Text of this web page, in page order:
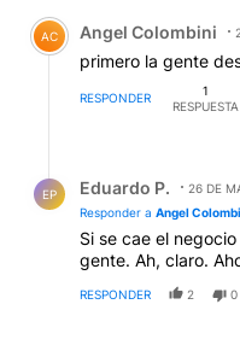
Comentario de Angel
AC Angel Colombini
primero la gente
RESPONDER
1
RESPUESTA
EP Eduardo P.
26 DE
Responder a Angel
Si se cae el
gente. Ah, claro.
RESPONDER 2 0